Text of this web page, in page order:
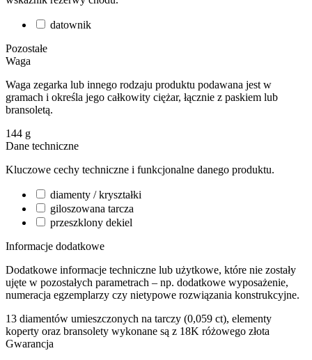
datownik
Pozostałe
Waga
Waga zegarka lub innego rodzaju produktu podawana jest w
gramach i określa jego całkowity ciężar, łącznie z paskiem lub
bransoletą.
144 g
Dane techniczne
Kluczowe cechy techniczne i funkcjonalne danego produktu.
diamenty / kryształki
giloszowana tarcza
przeszklony dekiel
Informacje dodatkowe
Dodatkowe informacje techniczne lub użytkowe, które nie zostały
ujęte w pozostałych parametrach – np. dodatkowe wyposażenie,
numeracja egzemplarzy czy nietypowe rozwiązania konstrukcyjne.
13 diamentów umieszczonych na tarczy (0,059 ct), elementy
koperty oraz bransolety wykonane są z 18K różowego złota
Gwarancja